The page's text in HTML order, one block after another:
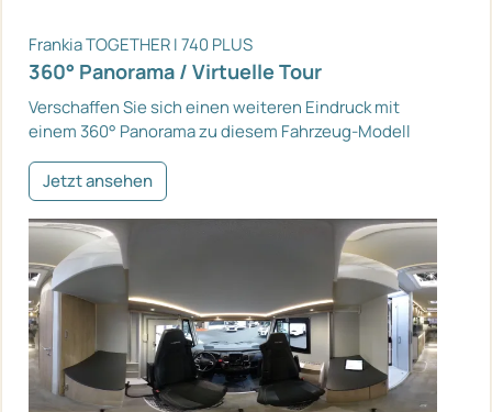
Frankia TOGETHER I 740 PLUS
360° Panorama / Virtuelle Tour
Verschaffen Sie sich einen weiteren Eindruck mit
einem 360° Panorama zu diesem Fahrzeug-Modell
Jetzt ansehen